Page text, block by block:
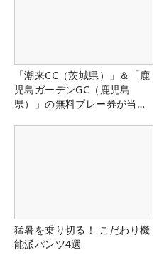
「潮来CC（茨城県）」＆「鹿
児島ガーデンGC（鹿児島
県）」の無料プレー券が当た
猛暑を乗り切る！ こだわり機
能派パンツ4選